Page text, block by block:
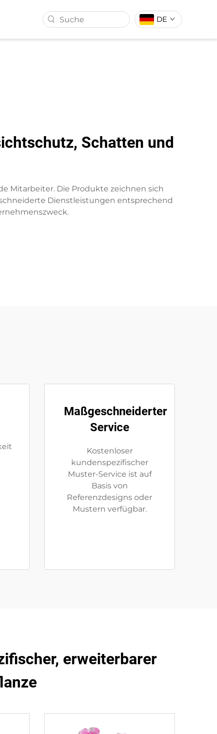
DE
Schatten und
Mitarbeiter. Die Produkte zeichnen sich
Dienstleistungen entsprechend
Maßgeschneiderter
Service
Kostenloser
kundenspezifischer
Muster-Service ist auf
Basis von
Referenzdesigns oder
Mustern verfügbar.
erweiterbarer